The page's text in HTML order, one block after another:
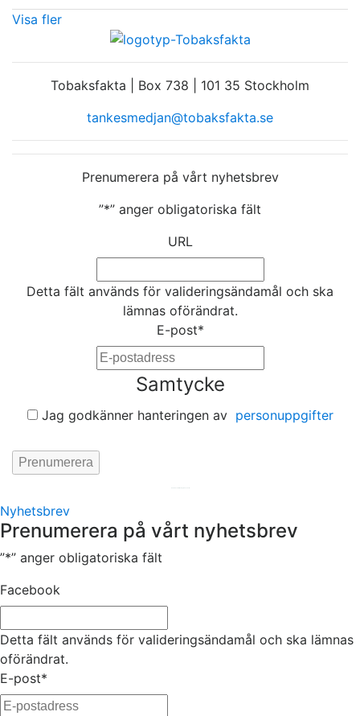
Visa fler
Tobaksfakta | Box 738 | 101 35 Stockholm
tankesmedjan@tobaksfakta.se
Prenumerera på vårt nyhetsbrev
”*” anger obligatoriska fält
URL
Detta fält används för valideringsändamål och ska
lämnas oförändrat.
E-post*
Samtycke
Jag godkänner hanteringen av personuppgifter
Nyhetsbrev
Prenumerera på vårt nyhetsbrev
”*” anger obligatoriska fält
Facebook
Detta fält används för valideringsändamål och ska lämnas
oförändrat.
E-post*